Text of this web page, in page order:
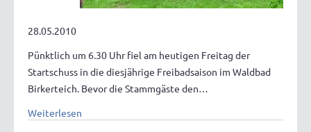
28.05.2010
Pünktlich um 6.30 Uhr fiel am heutigen Freitag der
Startschuss in die diesjährige Freibadsaison im Waldbad
Birkerteich. Bevor die Stammgäste den…
Weiterlesen